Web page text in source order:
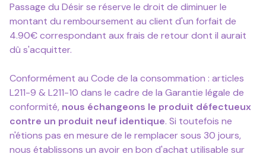
Passage du Désir se réserve le droit de diminuer le
montant du remboursement au client d'un forfait de
4.90€ correspondant aux frais de retour dont il aurait
dû s'acquitter.
Conformément au Code de la consommation : articles
L211-9 & L211-10 dans le cadre de la Garantie légale de
conformité, nous échangeons le produit défectueux
contre un produit neuf identique. Si toutefois ne
n'étions pas en mesure de le remplacer sous 30 jours,
nous établissons un avoir en bon d'achat utilisable sur